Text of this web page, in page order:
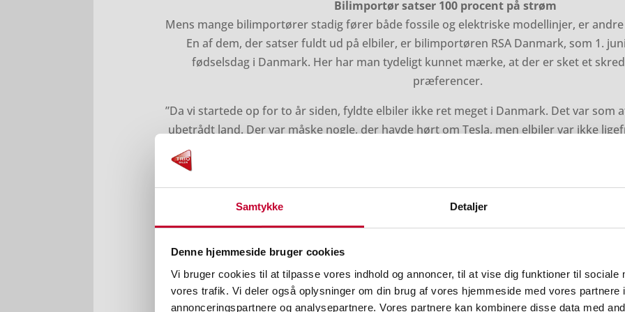
Samtykke Detaljer
Denne hjemmeside bruger cookies
Vi bruger cookies til at tilpasse vores indhold og annoncer, til at vise dig funktioner til sociale
vores trafik. Vi deler også oplysninger om din brug af vores hjemmeside med vores partnere
annonceringspartnere og analysepartnere. Vores partnere kan kombinere disse data med
Bilimportør satser 100 procent på strøm
Mens mange bilimportører stadig fører både fossile og elektriske modellinjer, er
En af dem, der satser fuldt ud på elbiler, er bilimportøren RSA Danmark, som 1.
fødselsdag i Danmark. Her har man tydeligt kunnet mærke, at der er sket et
præferencer.
”Da vi startede op for to år siden, fyldte elbiler ikke ret meget i Danmark. Det var som
ubetrådt land. Der var måske nogle, der havde hørt om Tesla, men elbiler var ikke
den almindelige forbruger,” fortæller Steffen Vilstrup, Country Manager hos RSA
det første, når de skal ud og købe ny bil.
en fossil bil kunne være et muligt alternativ. For to år siden var det lige omvendt,”
der tror på, at RSA Danmark har valgt den rigtige strategi ved at satse hundrede
”Vi har truffet en relativ hård beslutning om kun at være importør af elbiler og ikke